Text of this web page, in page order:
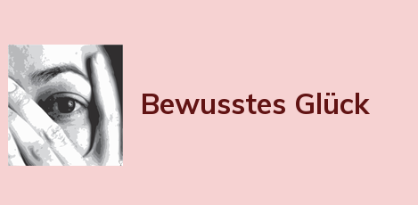
Bewusstes Glück